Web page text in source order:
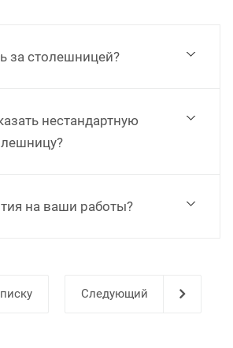
за столешницей?
нестандартную
на ваши работы?